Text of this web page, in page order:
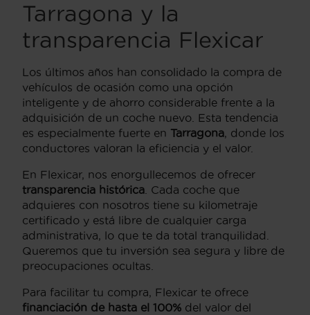
Tarragona y la
transparencia Flexicar
Los últimos años han consolidado la compra de
vehículos de ocasión como una opción
inteligente y de ahorro considerable frente a la
adquisición de un coche nuevo. Esta tendencia
es especialmente fuerte en Tarragona , donde los
conductores valoran la eficiencia y el valor.
En Flexicar, nos enorgullecemos de ofrecer
transparencia histórica . Cada coche que
adquieres con nosotros tiene su kilometraje
certificado y está libre de cualquier carga
administrativa, lo que te da total tranquilidad.
Queremos que tu inversión sea segura y libre de
preocupaciones ocultas.
Para facilitar tu compra, Flexicar te ofrece
financiación de hasta el 100% del valor del